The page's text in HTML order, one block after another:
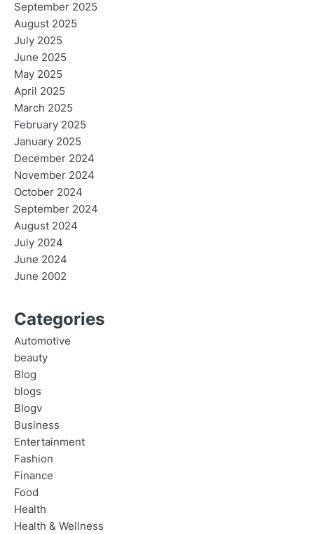
September 2025
August 2025
July 2025
June 2025
May 2025
April 2025
March 2025
February 2025
January 2025
December 2024
November 2024
October 2024
September 2024
August 2024
July 2024
June 2024
June 2002
Categories
Automotive
beauty
Blog
blogs
Blogv
Business
Entertainment
Fashion
Finance
Food
Health
Health & Wellness